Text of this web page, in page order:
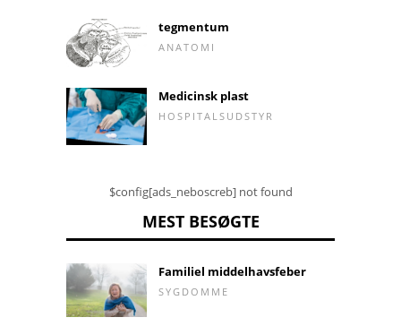
tegmentum
ANATOMI
Medicinsk plast
HOSPITALSUDSTYR
$config[ads_neboscreb] not found
MEST BESØGTE
Familiel middelhavsfeber
SYGDOMME